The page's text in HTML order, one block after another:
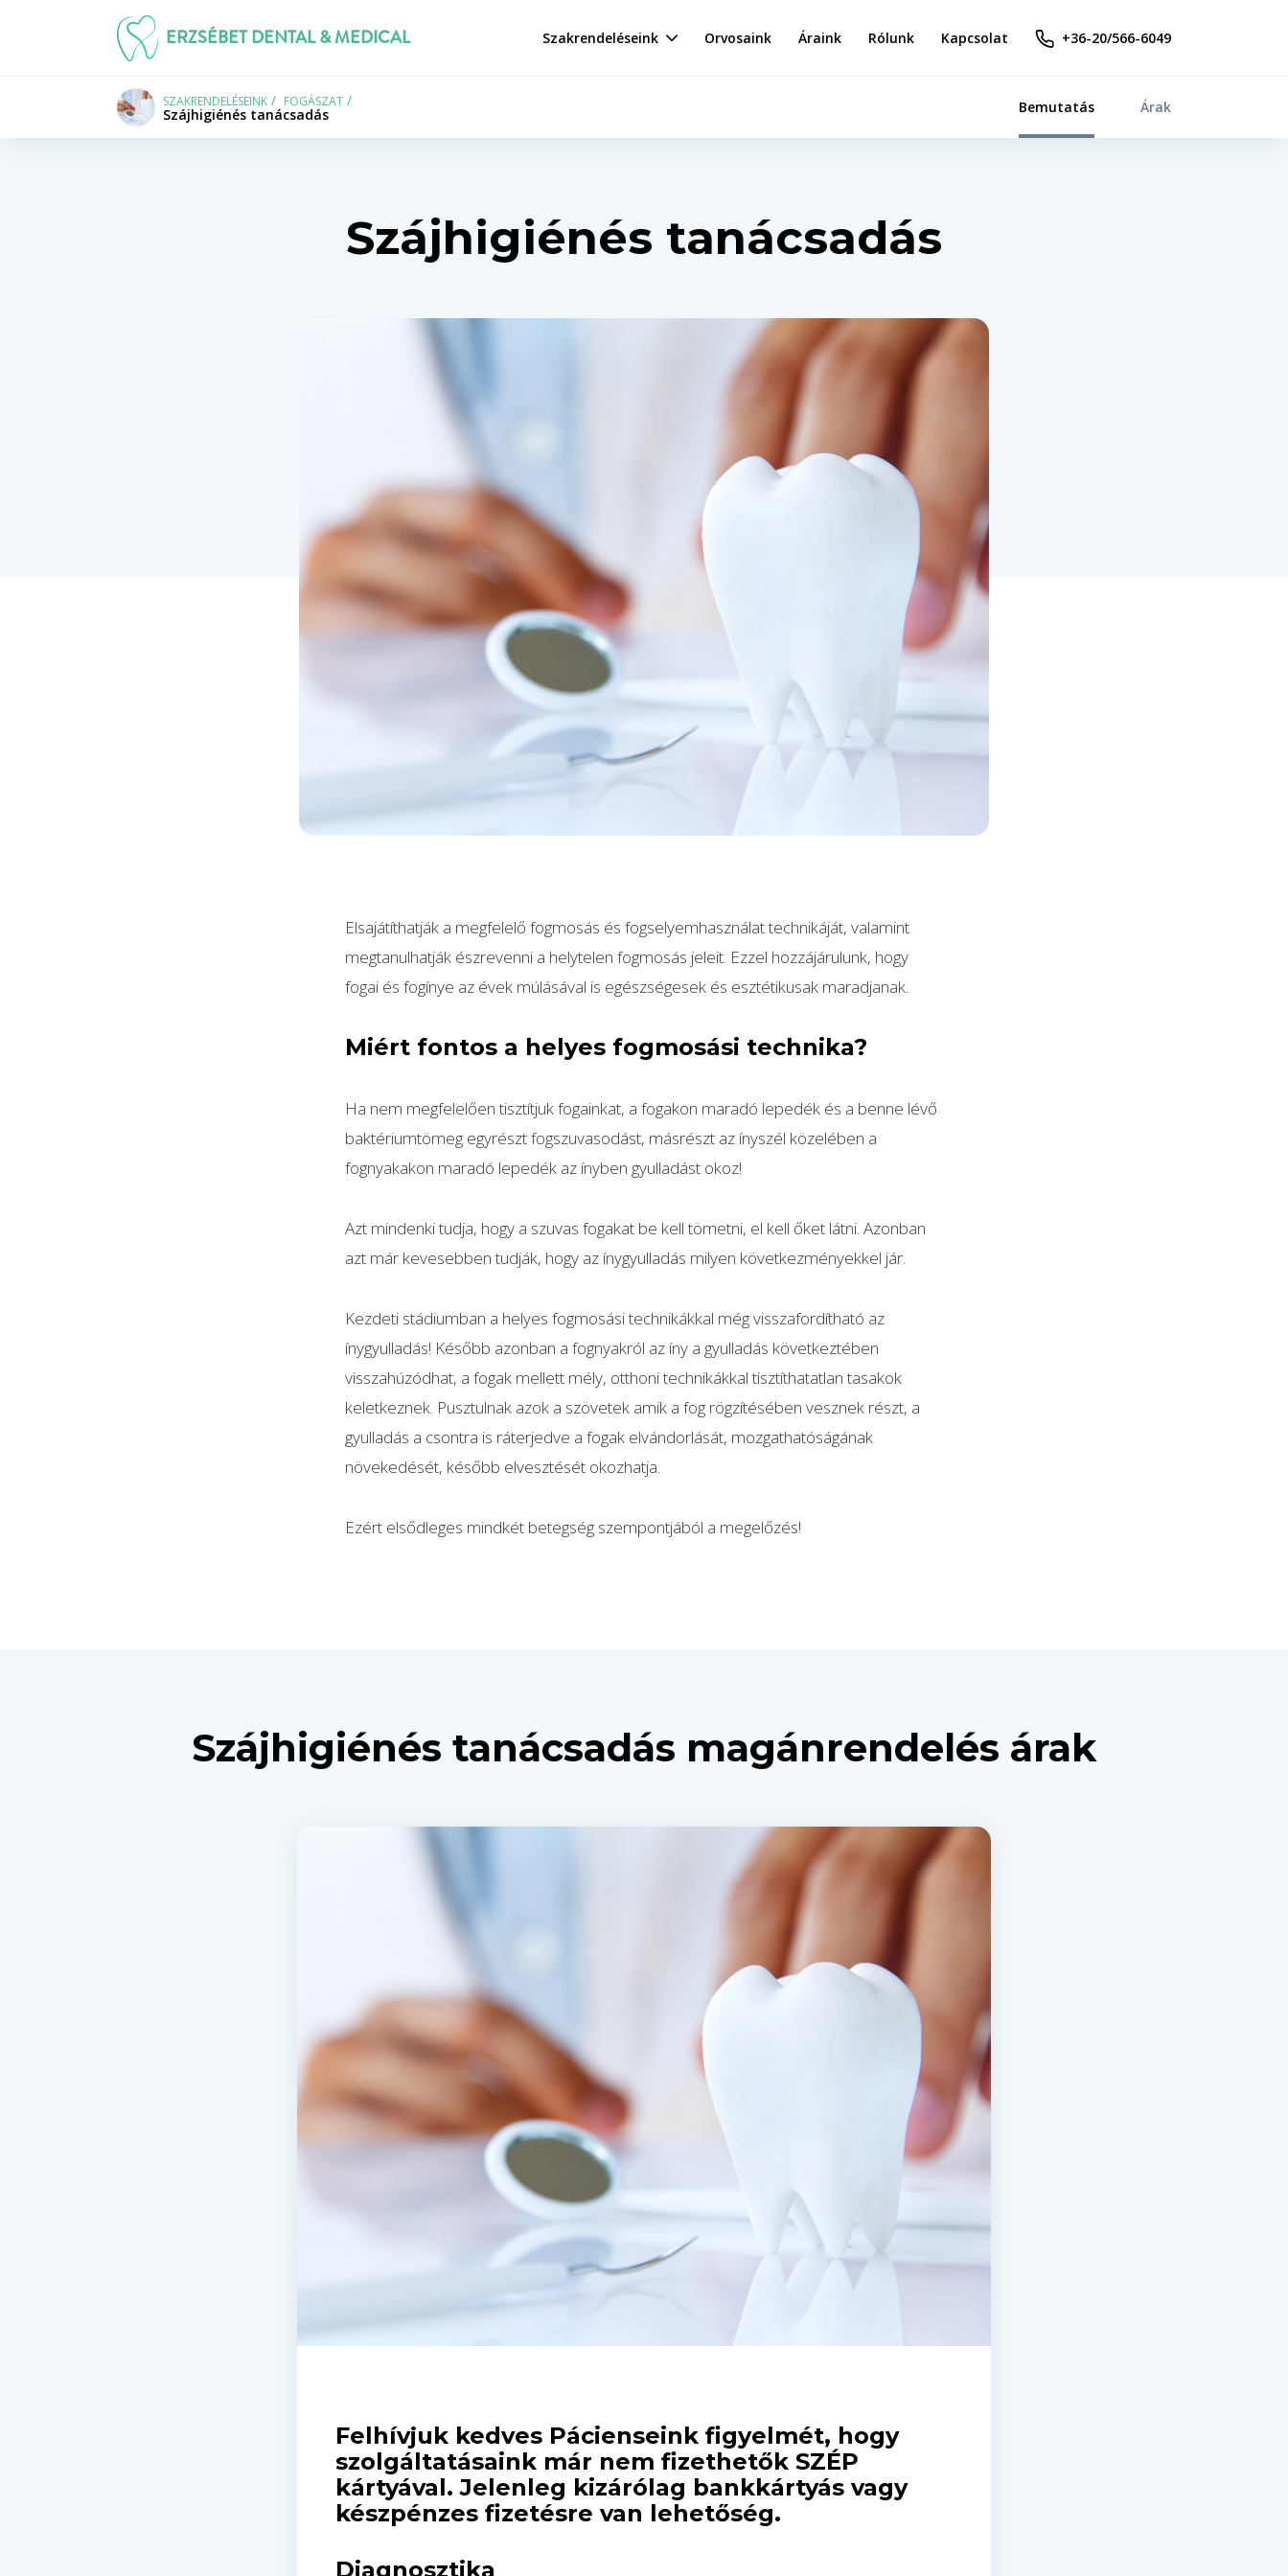
ERZSÉBET DENTAL & MEDICAL Szakrendeléseink Orvosaink Áraink Rólunk Kapcsolat +36-20/566-6049
SZAKRENDELÉSEINK FOGÁSZAT
Szájhigiénés tanácsadás Bemutatás Árak
Szájhigiénés tanácsadás
Elsajátíthatják a megfelelő fogmosás és fogselyemhasználat technikáját, valamint
megtanulhatják észrevenni a helytelen fogmosás jeleit. Ezzel hozzájárulunk, hogy
fogai és fogínye az évek múlásával is egészségesek és esztétikusak maradjanak.
Miért fontos a helyes fogmosási technika?
Ha nem megfelelően tisztítjuk fogainkat, a fogakon maradó lepedék és a benne lévő
baktériumtömeg egyrészt fogszuvasodást, másrészt az ínyszél közelében a
fognyakakon maradó lepedék az ínyben gyulladást okoz!
Azt mindenki tudja, hogy a szuvas fogakat be kell tömetni, el kell őket látni. Azonban
azt már kevesebben tudják, hogy az ínygyulladás milyen következményekkel jár.
Kezdeti stádiumban a helyes fogmosási technikákkal még visszafordítható az
ínygyulladás! Később azonban a fognyakról az íny a gyulladás következtében
visszahúzódhat, a fogak mellett mély, otthoni technikákkal tisztíthatatlan tasakok
keletkeznek. Pusztulnak azok a szövetek amik a fog rögzítésében vesznek részt, a
gyulladás a csontra is ráterjedve a fogak elvándorlását, mozgathatóságának
növekedését, később elvesztését okozhatja.
Ezért elsődleges mindkét betegség szempontjából a megelőzés!
Szájhigiénés tanácsadás magánrendelés árak
Felhívjuk kedves Pácienseink figyelmét, hogy
szolgáltatásaink már nem fizethetők SZÉP
kártyával. Jelenleg kizárólag bankkártyás vagy
készpénzes fizetésre van lehetőség.
Diagnosztika